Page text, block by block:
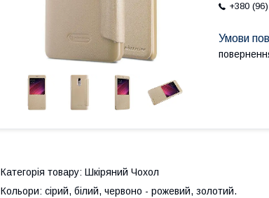
+380
Категорія товару: Шкіряний Чохол
Кольори: сірий, білий, червоно - рожевий, золотий.